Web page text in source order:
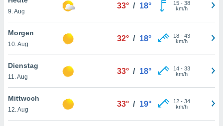
oder
Partner
es uns
das
der
Profil zu
Ihnen
9. Aug
33° / 18° 15- 38
km/h
Morgen
10. Aug
32° / 18° 18- 43
km/h
Dienstag
11. Aug
33° / 18° 14- 33
km/h
Mittwoch
12. Aug
33° / 19° 12- 34
km/h